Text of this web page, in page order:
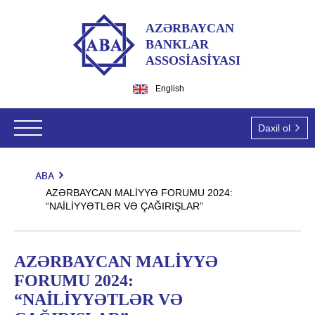
AZƏRBAYCAN
BANKLAR
ASSOSİASİYASI
English
Daxil ol
ABA
AZƏRBAYCAN MALİYYƏ FORUMU 2024:
“NAİLİYYƏTLƏR VƏ ÇAĞIRIŞLAR”
AZƏRBAYCAN MALİYYƏ
FORUMU 2024:
“NAİLİYYƏTLƏR VƏ
ABA haqqında
Dəyərlərimiz
Üzvlərimiz
Azərbaycan Respublikası Prezidentinin aktları
Nazirlər Kabinetinin aktları
Ekspert qrupları
Hüquqi məsələlər
Ümumi məlumat
İT və İT təhlükəsizlik
Tədbirlər